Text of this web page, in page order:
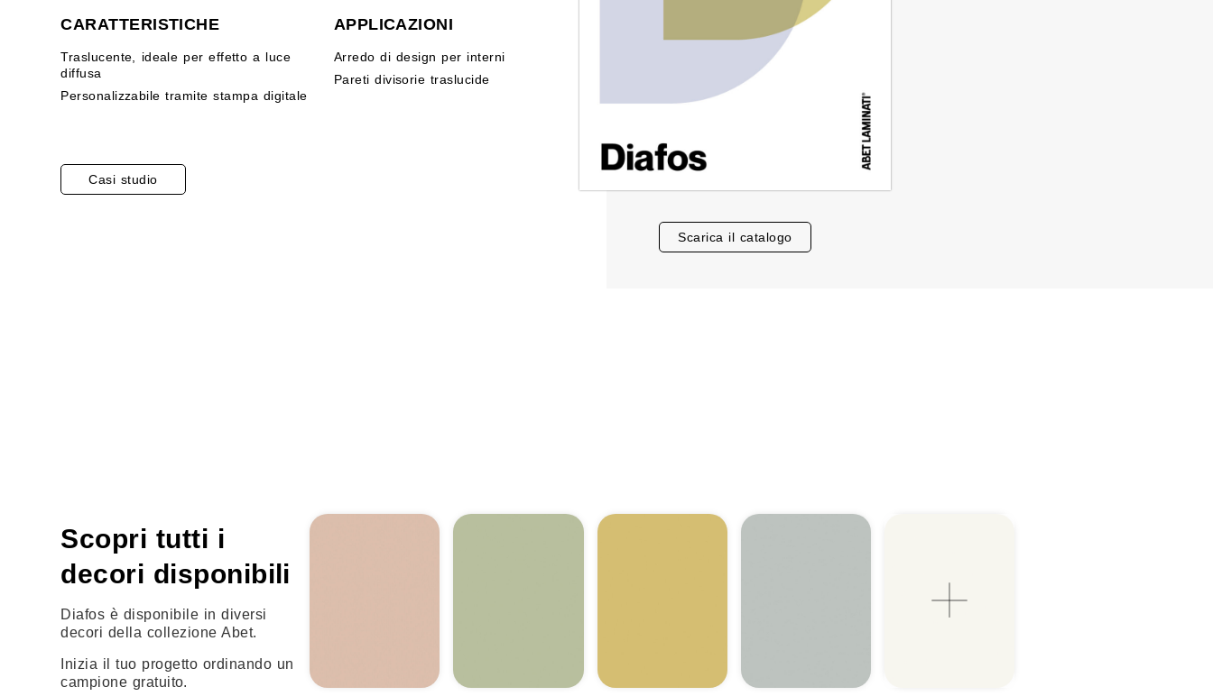
CARATTERISTICHE
Traslucente, ideale per effetto a luce
diffusa
Personalizzabile tramite stampa digitale
Casi studio
APPLICAZIONI
Arredo di design per interni
Pareti divisorie traslucide
scarica il catalogo
Scopri tutti i
decori disponibili
Diafos è disponibile in diversi
decori della collezione Abet.
Inizia il tuo progetto ordinando un
campione gratuito.